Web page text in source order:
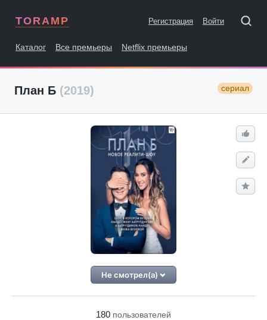
TORAMP Регистрация Войти
Каталог Все премьеры Netflix премьеры
План Б (2019) сериал
Не смотрел(а)
180 пользователей